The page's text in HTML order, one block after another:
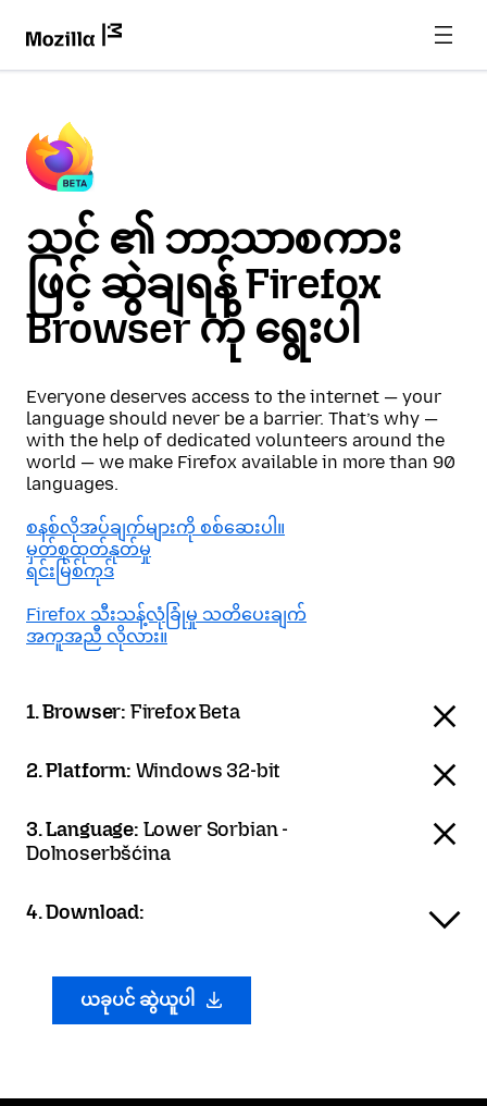
သင် ၏ ဘာသာစကား
ဖြင့် ဆွဲချရန် Firefox
Browser ကို ရွေးပါ
Everyone deserves access to the internet — your
language should never be a barrier. That’s why —
with the help of dedicated volunteers around the
world — we make Firefox available in more than 90
languages.
စနစ်လိုအပ်ချက်များကို စစ်ဆေးပါ။
မှတ်စုထုတ်နုတ်မှု
ရင်းမြစ်ကုဒ်
Firefox သီးသန့်လုံခြုံမှု သတိပေးချက်
အကူအညီ လိုလား။
1. Browser: Firefox Beta
2. Platform: Windows 32-bit
3. Language: Lower Sorbian -
Dolnoserbšćina
4. Download:
ယခုပင် ဆွဲယူပါ